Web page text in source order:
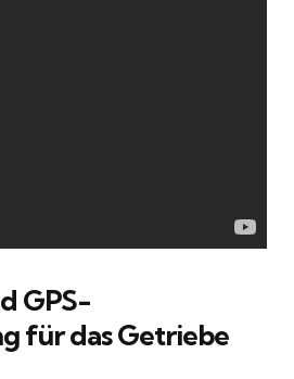
GPS-
für das Getriebe